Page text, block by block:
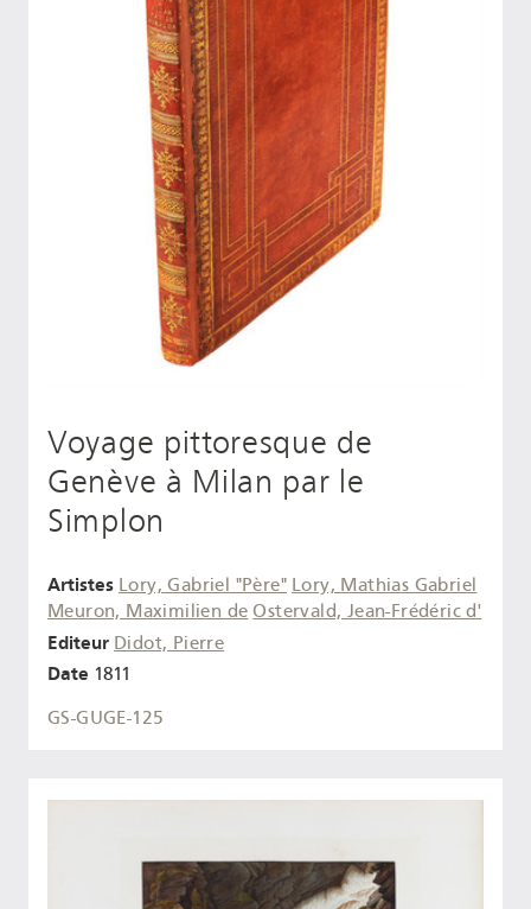
Voyage pittoresque de
Genève à Milan par le
Simplon
Artistes Lory, Gabriel "Père" Lory, Mathias Gabriel
Meuron, Maximilien de Ostervald, Jean-Frédéric d'
Editeur Didot, Pierre
Date 1811
GS-GUGE-125